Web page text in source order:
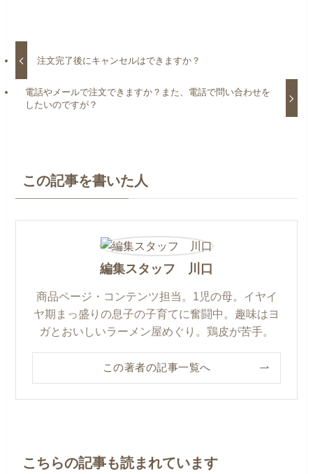
注文完了後にキャンセルはできますか？
電話やメールで注文できますか？また、電話で問い合わせを
したいのですが？
この記事を書いた人
編集スタッフ 川口
商品ページ・コンテンツ担当。1児の母。イヤイ
ヤ期まっ盛りの息子の子育てに奮闘中。趣味はヨ
ガとおいしいラーメン屋めぐり。鶏皮が苦手。
この著者の記事一覧へ
こちらの記事も読まれています